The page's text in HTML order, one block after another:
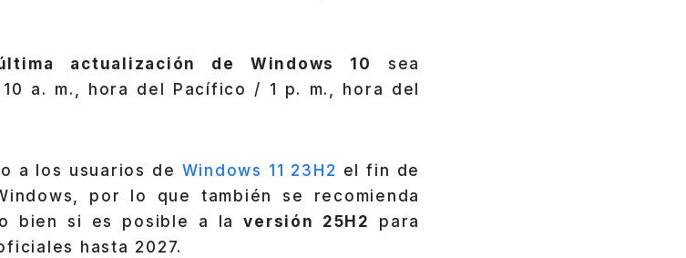
actualización de Windows 10
sea
a. m., hora del Pacífico / 1 p. m., hora del
a los usuarios de Windows 11 23H2 el fin de
por lo que también se recomienda
bien si es posible a laversión 25H2
para
hasta 2027.